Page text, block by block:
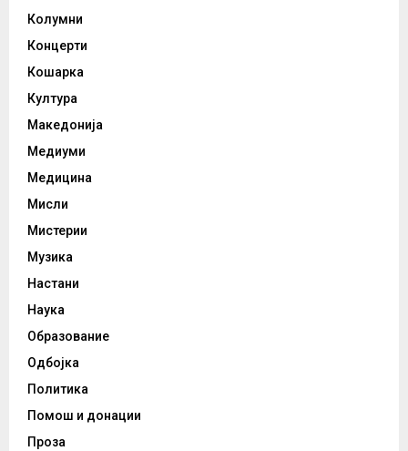
Колумни
Концерти
Кошарка
Култура
Македонија
Медиуми
Медицина
Мисли
Мистерии
Музика
Настани
Наука
Образование
Одбојка
Политика
Помош и донации
Проза